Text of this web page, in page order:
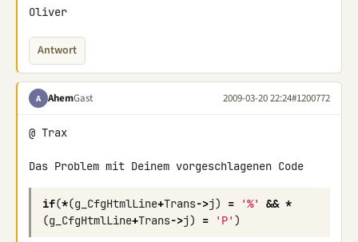
Oliver
Antwort
A AhemGast 2009-03-20 22:24#1200772
@ Trax
if(*(g_CfgHtmlLine+Trans->j) = '%' && *
(g_CfgHtmlLine+Trans->j) = 'P' )